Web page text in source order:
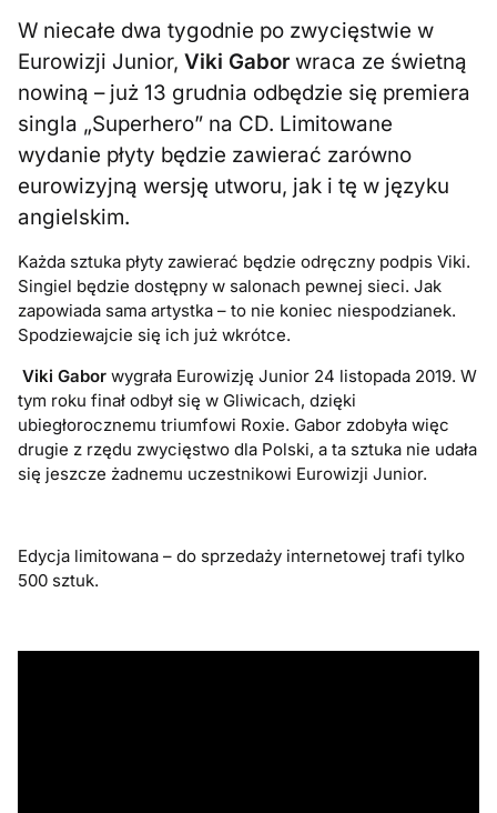
W niecałe dwa tygodnie po zwycięstwie w
Eurowizji Junior,Viki Gabor wraca ze świetną
nowiną – już 13 grudnia odbędzie się premiera
singla „Superhero” na CD. Limitowane
wydanie płyty będzie zawierać zarówno
eurowizyjną wersję utworu, jak i tę w języku
angielskim.
Każda sztuka płyty zawierać będzie odręczny podpis Viki.
Singiel będzie dostępny w salonach pewnej sieci. Jak
zapowiada sama artystka – to nie koniec niespodzianek.
Spodziewajcie się ich już wkrótce.
Viki Gabor wygrała Eurowizję Junior 24 listopada 2019. W
tym roku finał odbył się w Gliwicach, dzięki
ubiegłorocznemu triumfowi Roxie. Gabor zdobyła więc
drugie z rzędu zwycięstwo dla Polski, a ta sztuka nie udała
się jeszcze żadnemu uczestnikowi Eurowizji Junior.
Edycja limitowana – do sprzedaży internetowej trafi tylko
500 sztuk.